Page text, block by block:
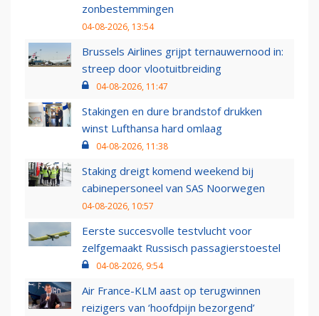
zonbestemmingen
04-08-2026, 13:54
Brussels Airlines grijpt ternauwernood in:
streep door vlootuitbreiding
04-08-2026, 11:47
Stakingen en dure brandstof drukken
winst Lufthansa hard omlaag
04-08-2026, 11:38
Staking dreigt komend weekend bij
cabinepersoneel van SAS Noorwegen
04-08-2026, 10:57
Eerste succesvolle testvlucht voor
zelfgemaakt Russisch passagierstoestel
04-08-2026, 9:54
Air France-KLM aast op terugwinnen
reizigers van ‘hoofdpijn bezorgend’